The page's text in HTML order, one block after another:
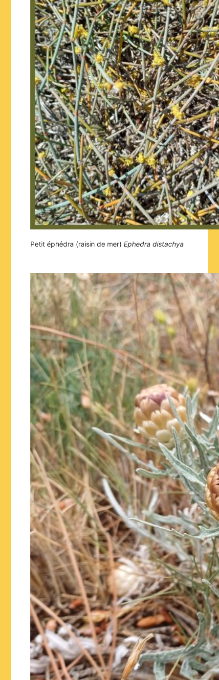
Petit éphédra (raisin de mer)Ephedra distachya